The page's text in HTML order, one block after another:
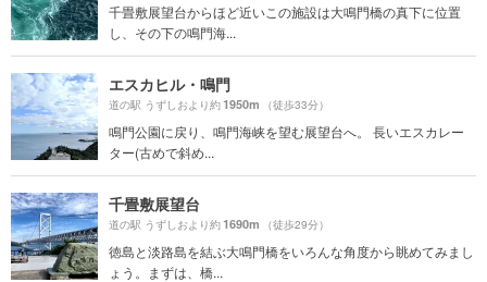
千畳敷展望台からほど近いこの施設は大鳴門橋の真下に位置
し、その下の鳴門海...
エスカヒル・鳴門
道の駅 うずしおより約1950m （徒歩33分）
鳴門公園に戻り、鳴門海峡を望む展望台へ。 長いエスカレー
ター(古めで斜め...
千畳敷展望台
道の駅 うずしおより約1690m （徒歩29分）
徳島と淡路島を結ぶ大鳴門橋をいろんな角度から眺めてみまし
ょう。まずは、橋...